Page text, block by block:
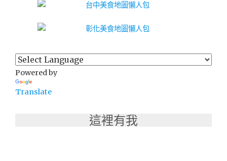
Powered by
Translate
這裡有我